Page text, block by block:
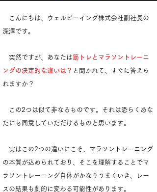
こんにちは、ウェルビーイング株式会社副社長の
深澤です。
突然ですが、あなたは筋トレとマラソントレーニ
ングの決定的な違いは？ と聞かれて、すぐに答えら
れますか？
この2つは似て非なるものです。それは恐らくあな
たにも同意していただけるものと思います。
実はこの2つの違いにこそ、マラソントレーニング
の本質が込められており、そこを理解することでマ
ラソントレーニング自体がかなりうまくいき、レー
スの結果も劇的に変わる可能性があります。